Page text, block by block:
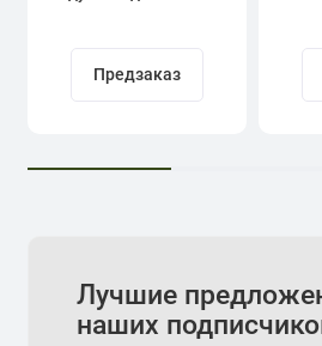
Предзаказ
Лучшие
наших